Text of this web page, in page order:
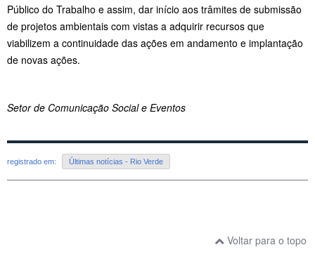
Público do Trabalho e assim, dar início aos trâmites de submissão
de projetos ambientais com vistas a adquirir recursos que
viabilizem a continuidade das ações em andamento e implantação
de novas ações.
Setor de Comunicação Social e Eventos
registrado em: Últimas notícias - Rio Verde
Voltar para o topo